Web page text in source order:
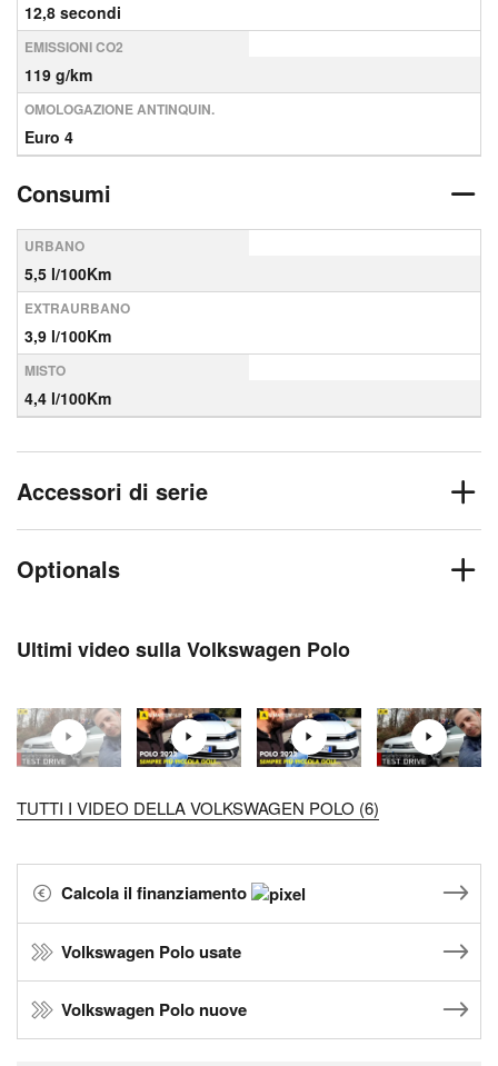
12,8 secondi
EMISSIONI CO2
119 g/km
OMOLOGAZIONE ANTINQUIN.
Euro 4
Consumi
URBANO
5,5 l/100Km
EXTRAURBANO
3,9 l/100Km
MISTO
4,4 l/100Km
Accessori di serie
Optionals
Ultimi video sulla Volkswagen Polo
TUTTI I VIDEO DELLA VOLKSWAGEN POLO (6)
Calcola il finanziamento
Volkswagen Polo usate
Volkswagen Polo nuove